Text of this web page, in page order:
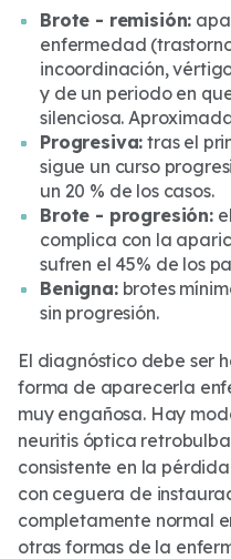
Brote - remisión:
enfermedad
incoordinación,
y de un periodo en
silenciosa.
Progresiva: tras el
sigue un curso
un 20 % de los casos.
Brote - progresión:
complica con la
sufren el 45% de los
Benigna:brotes
sin progresión.
El diagnóstico debe ser
forma de aparecerla
muy engañosa. Hay
neuritis óptica
consistente en la
con ceguera de
completamente normal
otras formas de la